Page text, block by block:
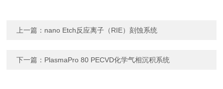
上一篇： nano Etch反应离子（RIE）刻蚀系统
下一篇： PlasmaPro 80 PECVD化学气相沉积系统